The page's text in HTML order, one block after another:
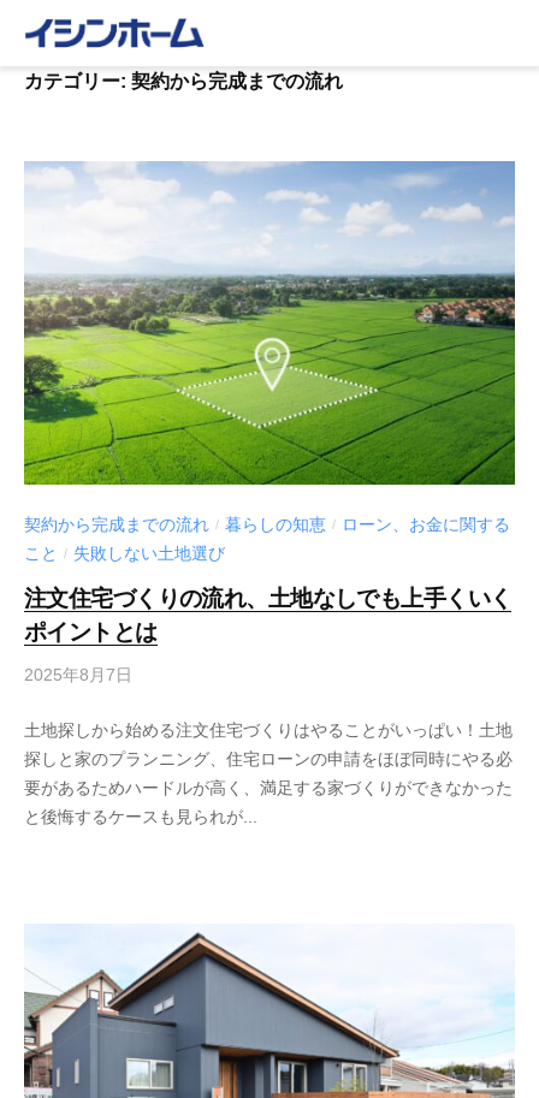
カテゴリー: 契約から完成までの流れ
契約から完成までの流れ / 暮らしの知恵 / ローン、お金に関する
こと
/ 失敗しない土地選び
注文住宅づくりの流れ、土地なしでも上手くいく
ポイントとは
2025年8月7日
土地探しから始める注文住宅づくりはやることがいっぱい！土地
探しと家のプランニング、住宅ローンの申請をほぼ同時にやる必
要があるためハードルが高く、満足する家づくりができなかった
と後悔するケースも見られが...